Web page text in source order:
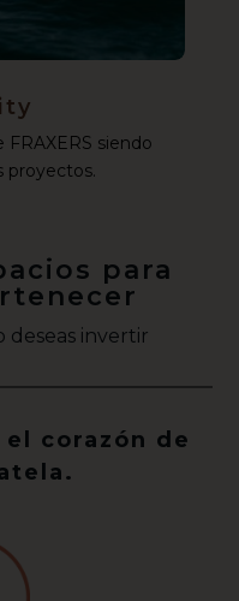
siendo
proyectos.
para
deseas invertir
corazón de